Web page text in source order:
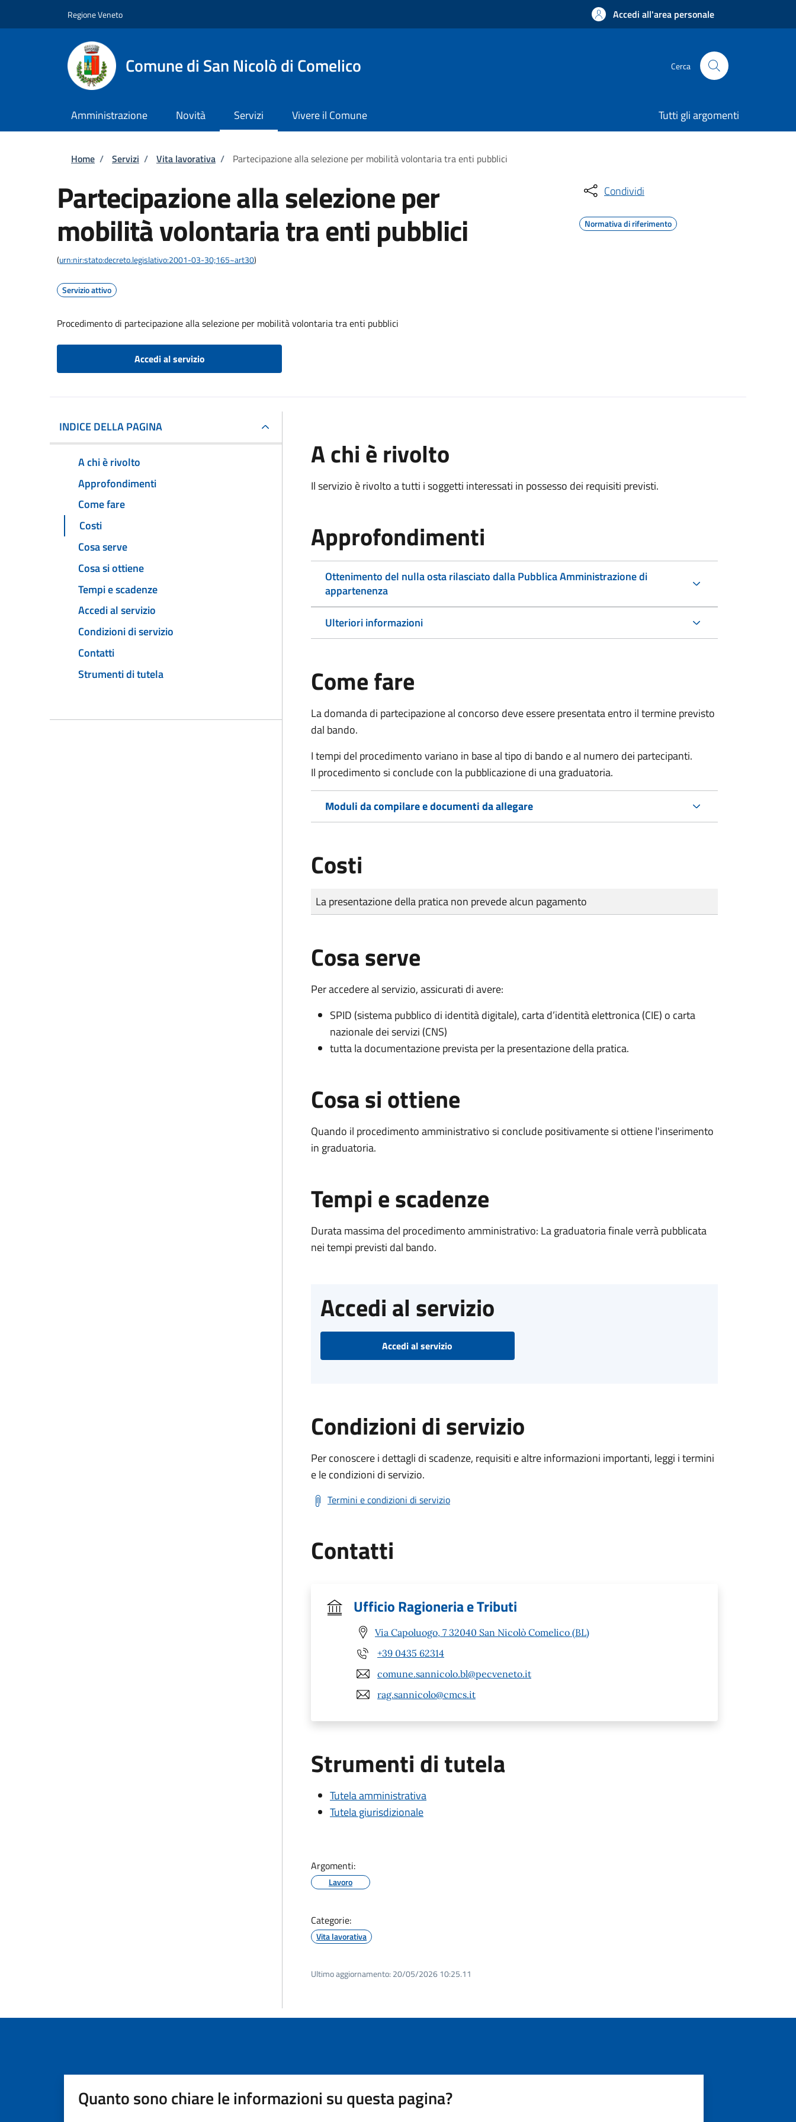
Regione Veneto Accedi all'area personale
Comune di San Nicolò di Comelico Cerca
Amministrazione Novità Servizi Vivere il Comune Tutti gli argomenti
Briciole di pane
Home / Servizi / Vita lavorativa / Partecipazione alla selezione per mobilità volontaria tra enti pubblici
Partecipazione alla selezione per
mobilità volontaria tra enti pubblici
(urn:nir:stato:decreto.legislativo:2001-03-30;165~art30)
Servizio attivo
Procedimento di partecipazione alla selezione per mobilità volontaria tra enti pubblici
Accedi al servizio
Condividi
Normativa di riferimento
INDICE DELLA PAGINA
A chi è rivolto
Approfondimenti
Come fare
Costi
Cosa serve
Cosa si ottiene
Tempi e scadenze
Accedi al servizio
Condizioni di servizio
Contatti
Strumenti di tutela
A chi è rivolto
Il servizio è rivolto a tutti i soggetti interessati in possesso dei requisiti previsti.
Approfondimenti
Ottenimento del nulla osta rilasciato dalla Pubblica Amministrazione di
appartenenza
Ulteriori informazioni
Come fare
La domanda di partecipazione al concorso deve essere presentata entro il termine previsto
dal bando.
I tempi del procedimento variano in base al tipo di bando e al numero dei partecipanti.
Il procedimento si conclude con la pubblicazione di una graduatoria.
Moduli da compilare e documenti da allegare
Costi
Tipo di pagamento
Importo
La presentazione della pratica non prevede alcun pagamento
Cosa serve
Per accedere al servizio, assicurati di avere:
SPID (sistema pubblico di identità digitale), carta d’identità elettronica (CIE) o carta
nazionale dei servizi (CNS)
tutta la documentazione prevista per la presentazione della pratica.
Cosa si ottiene
Quando il procedimento amministrativo si conclude positivamente si ottiene l'inserimento
in graduatoria.
Tempi e scadenze
Durata massima del procedimento amministrativo: La graduatoria finale verrà pubblicata
nei tempi previsti dal bando.
Accedi al servizio
Accedi al servizio
Condizioni di servizio
Per conoscere i dettagli di scadenze, requisiti e altre informazioni importanti, leggi i termini
e le condizioni di servizio.
Termini e condizioni di servizio
Contatti
Ufficio Ragioneria e Tributi
Via Capoluogo, 7 32040 San Nicolò Comelico (BL)
+39 0435 62314
comune.sannicolo.bl@pecveneto.it
rag.sannicolo@cmcs.it
Strumenti di tutela
Tutela amministrativa
Tutela giurisdizionale
Argomenti:
Lavoro
Categorie:
Vita lavorativa
Ultimo aggiornamento: 20/05/2026 10:25.11
Quanto sono chiare le informazioni su questa pagina?